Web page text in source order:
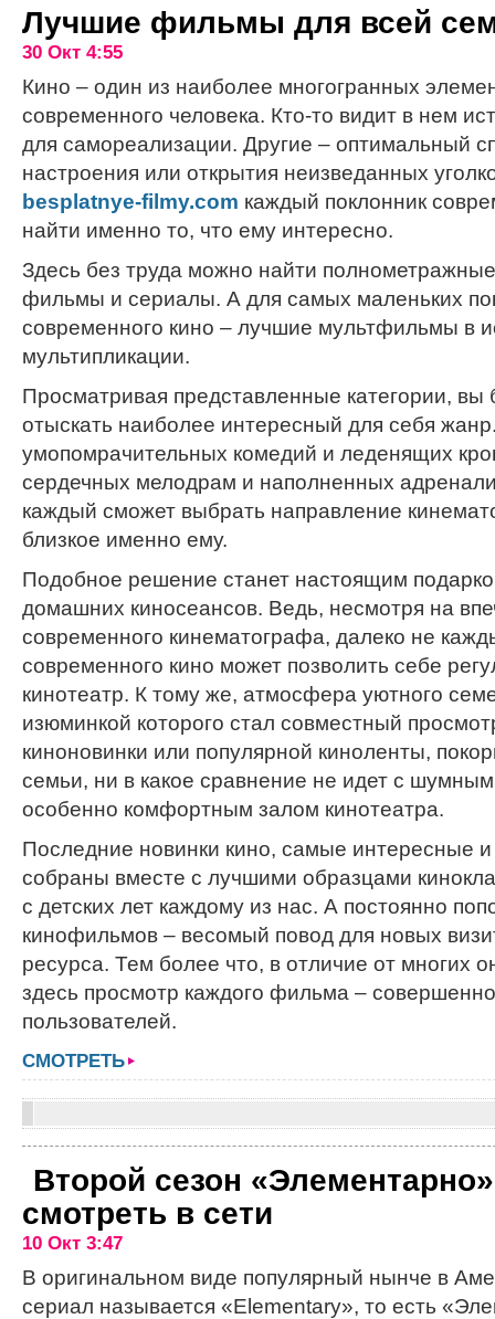
Лучшие фильмы для всей
30 Окт 4:55
Кино – один из наиболее многогранных
современного человека. Кто-то видит в нем
для самореализации. Другие – оптимальный
настроения или открытия неизведанных
besplatnye-filmy.com каждый поклонник
найти именно то, что ему интересно.
Здесь без труда можно найти
фильмы и сериалы. А для самых маленьких
современного кино – лучшие мультфильмы в
мультипликации.
Просматривая представленные категории, вы
отыскать наиболее интересный для себя
умопомрачительных комедий и леденящих
сердечных мелодрам и наполненных
каждый сможет выбрать направление
близкое именно ему.
Подобное решение станет настоящим
домашних киносеансов. Ведь, несмотря на
современного кинематографа, далеко не
современного кино может позволить себе
кинотеатр. К тому же, атмосфера уютного
изюминкой которого стал совместный
киноновинки или популярной киноленты,
семьи, ни в какое сравнение не идет с
особенно комфортным залом кинотеатра.
Последние новинки кино, самые интересные и
собраны вместе с лучшими образцами
с детских лет каждому из нас. А постоянно
кинофильмов – весомый повод для новых
ресурса. Тем более что, в отличие от многих
здесь просмотр каждого фильма –
пользователей.
СМОТРЕТЬ
Второй сезон
смотреть в сети
10 Окт 3:47
В оригинальном виде популярный нынче в
сериал называется «Elementary», то есть